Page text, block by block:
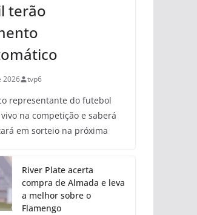
terão
2026 tvp6
representante do futebol
na competição e saberá
em sorteio na próxima
River Plate acerta
compra de Almada e leva
a melhor sobre o
Flamengo